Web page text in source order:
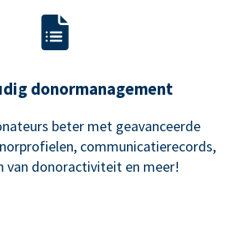
donormanagement
beter met geavanceerde
communicatierecords,
van donoractiviteit en meer!